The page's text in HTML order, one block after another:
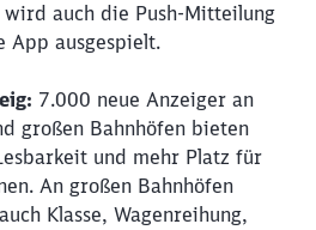
wird auch die Push-Mitteilung
App ausgespielt.
7.000 neue Anzeiger an
großen Bahnhöfen bieten
und mehr Platz für
An großen Bahnhöfen
Klasse, Wagenreihung,